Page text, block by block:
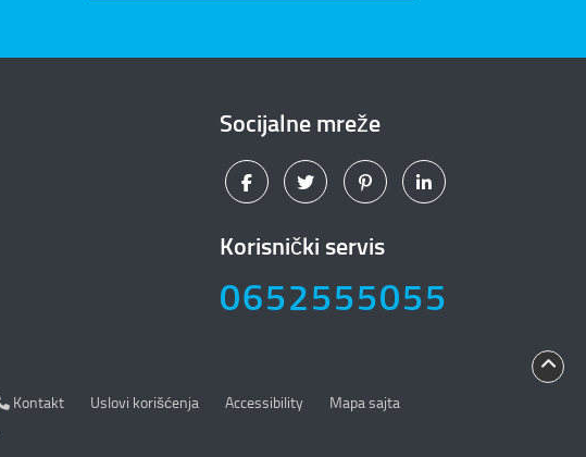
Socijalne mreže
Korisnički servis
0652555055
Kontakt
Kontakt Uslovi korišćenja Accessibility
Mapa sajta